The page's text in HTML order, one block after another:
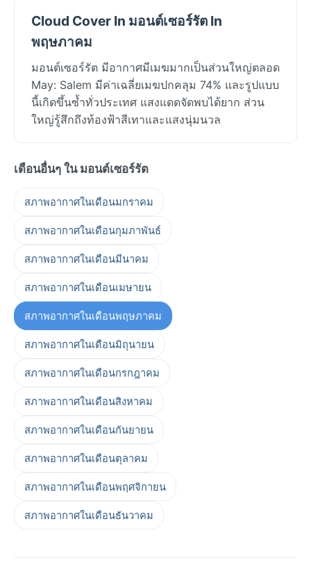
Cloud Cover In มอนต์เซอร์รัต In
พฤษภาคม
มอนต์เซอร์รัต มีอากาศมีเมฆมากเป็นส่วนใหญ่ตลอด
May: Salem มีค่าเฉลี่ยเมฆปกคลุม 74% และรูปแบบ
นี้เกิดขึ้นซ้ำทั่วประเทศ แสงแดดจัดพบได้ยาก ส่วน
ใหญ่รู้สึกถึงท้องฟ้าสีเทาและแสงนุ่มนวล
เดือนอื่นๆ ใน มอนต์เซอร์รัต
สภาพอากาศในเดือนมกราคม
สภาพอากาศในเดือนกุมภาพันธ์
สภาพอากาศในเดือนมีนาคม
สภาพอากาศในเดือนเมษายน
สภาพอากาศในเดือนพฤษภาคม
สภาพอากาศในเดือนมิถุนายน
สภาพอากาศในเดือนกรกฎาคม
สภาพอากาศในเดือนสิงหาคม
สภาพอากาศในเดือนกันยายน
สภาพอากาศในเดือนตุลาคม
สภาพอากาศในเดือนพฤศจิกายน
สภาพอากาศในเดือนธันวาคม